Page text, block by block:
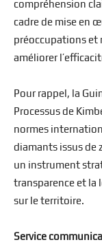
compréhension
cadre de mise en
préoccupations et
améliorer
Pour rappel, la
Processus de
normes
diamants issus de
un instrument
transparence et la
sur le territoire.
Service